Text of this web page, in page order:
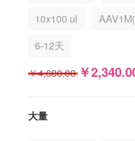
10x100 ul
6-12天
￥4,680.00 ￥
大量